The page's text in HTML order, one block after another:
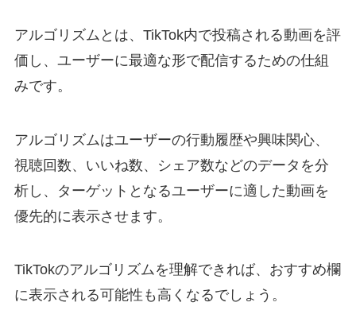
アルゴリズムとは、TikTok内で投稿される動画を評
価し、ユーザーに最適な形で配信するための仕組
みです。
アルゴリズムはユーザーの行動履歴や興味関心、
視聴回数、いいね数、シェア数などのデータを分
析し、ターゲットとなるユーザーに適した動画を
優先的に表示させます。
TikTokのアルゴリズムを理解できれば、おすすめ欄
に表示される可能性も高くなるでしょう。